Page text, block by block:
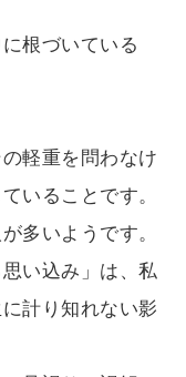
根づいている
軽重を問わなけ
いることです。
多いようです。
い込み」は、私
計り知れない影